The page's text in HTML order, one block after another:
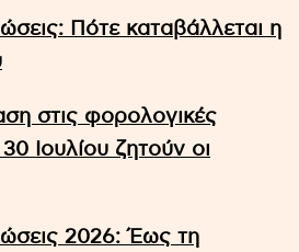
Πότε καταβάλλεται η
στις φορολογικές
Ιουλίου ζητούν οι
2026: Έως τη